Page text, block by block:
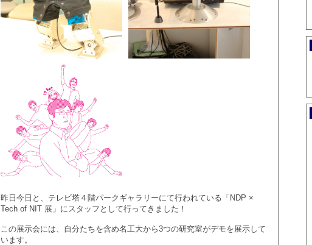
昨日今日と、テレビ塔４階パークギャラリーにて行われている「NDP ×
Tech of NIT 展」にスタッフとして行ってきました！
この展示会には、自分たちを含め名工大から3つの研究室がデモを展示して
います。